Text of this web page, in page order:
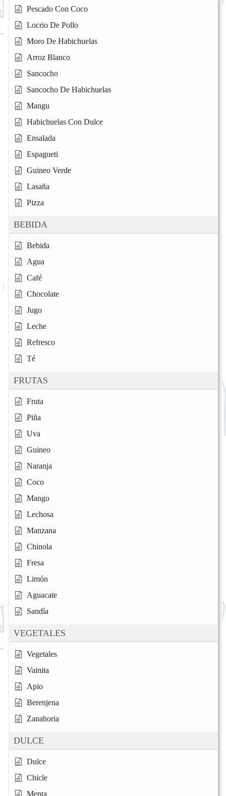
Pescado Con Coco
Locrio De Pollo
Moro De Habichuelas
Arroz Blanco
Sancocho
Sancocho De Habichuelas
Mangu
Habichuelas Con Dulce
Ensalada
Espagueti
Guineo Verde
Lasaña
Pizza
BEBIDA
Bebida
Agua
Café
Chocolate
Jugo
Leche
Refresco
Té
FRUTAS
Fruta
Piña
Uva
Guineo
Naranja
Coco
Mango
Lechosa
Manzana
Chinola
Fresa
Limón
Aguacate
Sandía
VEGETALES
Vegetales
Vainita
Apio
Berenjena
Zanahoria
DULCE
Dulce
Chicle
Menta